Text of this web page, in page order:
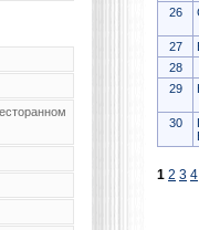
26
27
28
29
30
1 2 3 4